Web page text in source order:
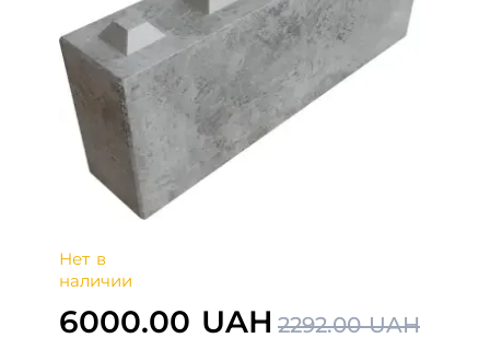
Нет в
наличии
6000.00 UAH 2292.00 UAH